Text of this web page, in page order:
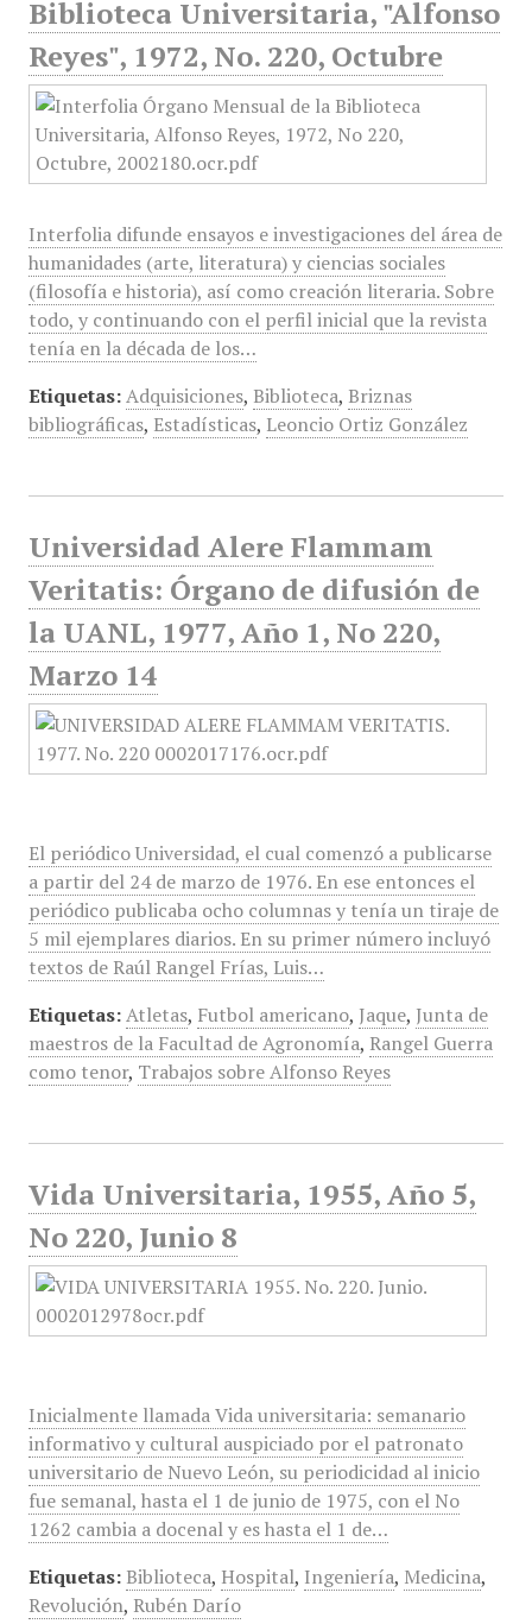
Biblioteca Universitaria, "Alfonso
Reyes", 1972, No. 220, Octubre
Interfolia difunde ensayos e investigaciones del área de
humanidades (arte, literatura) y ciencias sociales
(filosofía e historia), así como creación literaria. Sobre
todo, y continuando con el perfil inicial que la revista
tenía en la década de los…
Etiquetas: Adquisiciones, Biblioteca, Briznas
bibliográficas, Estadísticas, Leoncio Ortiz González
Universidad Alere Flammam
Veritatis: Órgano de difusión de
la UANL, 1977, Año 1, No 220,
Marzo 14
El periódico Universidad, el cual comenzó a publicarse
a partir del 24 de marzo de 1976. En ese entonces el
periódico publicaba ocho columnas y tenía un tiraje de
5 mil ejemplares diarios. En su primer número incluyó
textos de Raúl Rangel Frías, Luis…
Etiquetas: Atletas, Futbol americano, Jaque, Junta de
maestros de la Facultad de Agronomía, Rangel Guerra
como tenor, Trabajos sobre Alfonso Reyes
Vida Universitaria, 1955, Año 5,
No 220, Junio 8
Inicialmente llamada Vida universitaria: semanario
informativo y cultural auspiciado por el patronato
universitario de Nuevo León, su periodicidad al inicio
fue semanal, hasta el 1 de junio de 1975, con el No
1262 cambia a docenal y es hasta el 1 de…
Etiquetas: Biblioteca, Hospital, Ingeniería, Medicina,
Revolución, Rubén Darío